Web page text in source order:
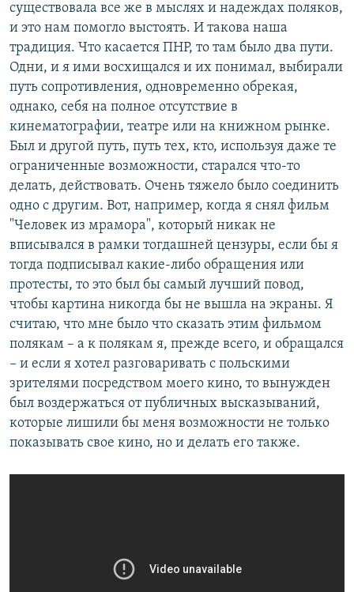
существовала все же в мыслях и надеждах поляков,
и это нам помогло выстоять. И такова наша
традиция. Что касается ПНР, то там было два пути.
Одни, и я ими восхищался и их понимал, выбирали
путь сопротивления, одновременно обрекая,
однако, себя на полное отсутствие в
кинематографии, театре или на книжном рынке.
Был и другой путь, путь тех, кто, используя даже те
ограниченные возможности, старался что-то
делать, действовать. Очень тяжело было соединить
одно с другим. Вот, например, когда я снял фильм
"Человек из мрамора", который никак не
вписывался в рамки тогдашней цензуры, если бы я
тогда подписывал какие-либо обращения или
протесты, то это был бы самый лучший повод,
чтобы картина никогда бы не вышла на экраны. Я
считаю, что мне было что сказать этим фильмом
полякам – а к полякам я, прежде всего, и обращался
– и если я хотел разговаривать с польскими
зрителями посредством моего кино, то вынужден
был воздержаться от публичных высказываний,
которые лишили бы меня возможности не только
показывать свое кино, но и делать его также.